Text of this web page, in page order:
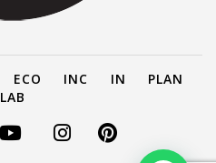
ECO INC IN
PLAN
LAB